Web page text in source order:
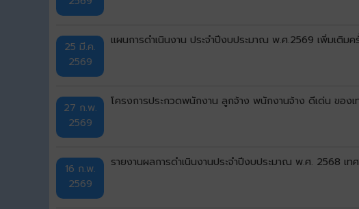
25 มี.ค.
2569
แผนการดำเนินงาน ประจำปีงบประมาณ พ.ศ.2569 เพิ่มเติม
27 ก.พ.
2569
โครงการประกวดพนักงาน ลูกจ้าง พนักงานจ้าง ดีเด่น ของ
16 ก.พ.
2569
รายงานผลการดำเนินงานประจำปีงบประมาณ พ.ศ. 2568 เท